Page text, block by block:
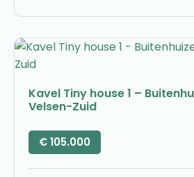
Kavel Tiny house 1 –
Velsen-Zuid
€105.000